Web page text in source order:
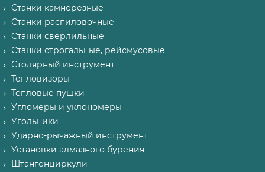
Станки камнерезные
Станки распиловочные
Станки сверлильные
Станки строгальные, рейсмусовые
Столярный инструмент
Тепловизоры
Тепловые пушки
Угломеры и уклономеры
Угольники
Ударно-рычажный инструмент
Установки алмазного бурения
Штангенциркули